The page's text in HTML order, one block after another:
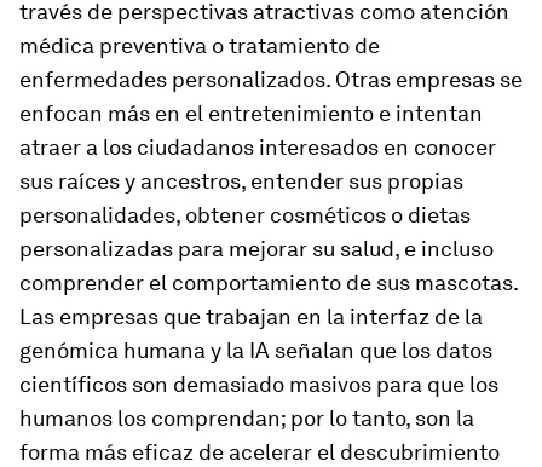
través de perspectivas atractivas como atención
médica preventiva o tratamiento de
enfermedades personalizados. Otras empresas se
enfocan más en el entretenimiento e intentan
atraer a los ciudadanos interesados ​​en conocer
sus raíces y ancestros, entender sus propias
personalidades, obtener cosméticos o dietas
personalizadas para mejorar su salud, e incluso
comprender el comportamiento de sus mascotas.
Las empresas que trabajan en la interfaz de la
genómica humana y la IA señalan que los datos
científicos son demasiado masivos para que los
humanos los comprendan; por lo tanto, son la
forma más eficaz de acelerar el descubrimiento